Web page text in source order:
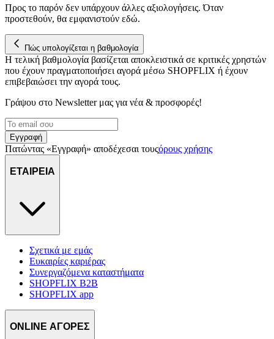
για να αποθηκεύουμε και να έχουμε πρόσβαση σε πληροφορίες
στη συσκευή σας, με σκοπό την προβολή εξατομικευμένων
διαφημίσεων και περιεχομένου, τις μετρήσεις σχετικά με
διαφημίσεις και περιεχόμενο, την καλύτερη εικόνα του κοινού
μας και την ανάπτυξη προϊόντων. Επίσης, κοινοποιούμε
πληροφορίες σχετικά με την από μέρους σας χρήση της
τοποθεσίας μας στους συνεργάτες μέσων κοινωνικής
δικτύωσης, διαφημίσεων και ανάλυσης.
Προς το παρόν δεν υπάρχουν άλλες αξιολογήσεις. Όταν
προστεθούν, θα εμφανιστούν εδώ.
Πώς υπολογίζεται η βαθμολογία
Η τελική βαθμολογία βασίζεται αποκλειστικά σε κριτικές χρηστών
που έχουν πραγματοποιήσει αγορά μέσω SHOPFLIX ή έχουν
επιβεβαιώσει την αγορά τους.
Γράψου στο Νewsletter μας για νέα & προσφορές!
Εγγραφή
Πατώντας «Εγγραφή» αποδέχεσαι τουςόρους χρήσης
ΕΤΑΙΡΕΙΑ
Σχετικά με εμάς
Ευκαιρίες καριέρας
Συνεργαζόμενα καταστήματα
SHOPFLIX B2B
SHOPFLIX app
ONLINE ΑΓΟΡΕΣ